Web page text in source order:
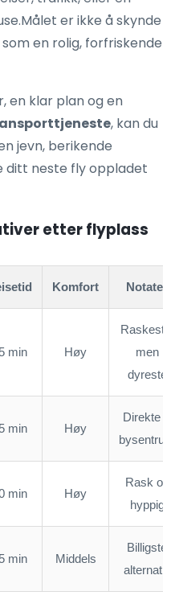
er ikke å skynde
en rolig, forfriskende
en klar plan og en
, kan du
jevn, berikende
ditt neste fly oppladet
etter flyplass
Komfort Notater
min Høy
men
dyreste
min Høy
Direkte til
min Høy
Rask og
hyppig
min Middels
Billigste
alternativ